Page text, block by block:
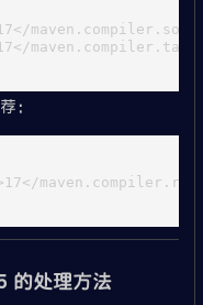
：
的处理方法